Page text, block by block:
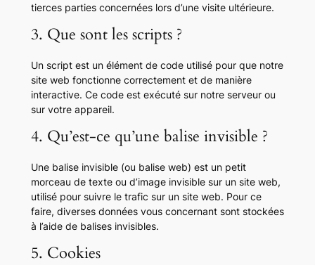
tierces parties concernées lors d’une visite ultérieure.
3. Que sont les scripts ?
Un script est un élément de code utilisé pour que notre
site web fonctionne correctement et de manière
interactive. Ce code est exécuté sur notre serveur ou
sur votre appareil.
4. Qu’est-ce qu’une balise invisible ?
Une balise invisible (ou balise web) est un petit
morceau de texte ou d’image invisible sur un site web,
utilisé pour suivre le trafic sur un site web. Pour ce
faire, diverses données vous concernant sont stockées
à l’aide de balises invisibles.
5. Cookies